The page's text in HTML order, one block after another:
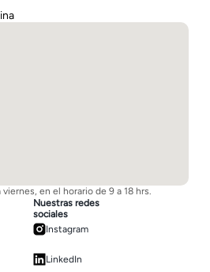
en el horario de 9 a 18 hrs.
Nuestras redes
sociales
Instagram
LinkedIn